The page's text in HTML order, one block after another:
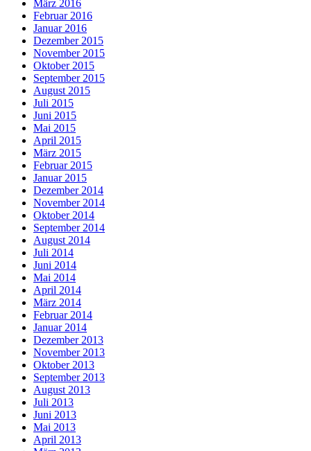
März 2016
Februar 2016
Januar 2016
Dezember 2015
November 2015
Oktober 2015
September 2015
August 2015
Juli 2015
Juni 2015
Mai 2015
April 2015
März 2015
Februar 2015
Januar 2015
Dezember 2014
November 2014
Oktober 2014
September 2014
August 2014
Juli 2014
Juni 2014
Mai 2014
April 2014
März 2014
Februar 2014
Januar 2014
Dezember 2013
November 2013
Oktober 2013
September 2013
August 2013
Juli 2013
Juni 2013
Mai 2013
April 2013